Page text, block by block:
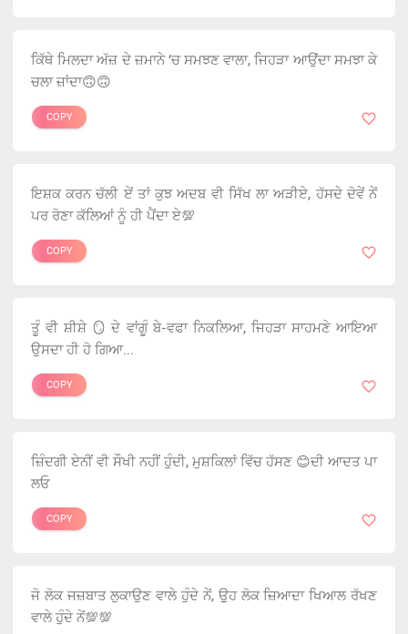
ਕਿੱਥੇ ਮਿਲਦਾ ਅੱਜ਼ ਦੇ ਜ਼ਮਾਨੇ ‘ਚ ਸਮਝਣ ਵਾਲਾ, ਜਿਹੜਾ ਆਉਂਦਾ ਸਮਝਾ ਕੇ
ਚਲਾ ਜ਼ਾਂਦਾ🙃🙃
COPY
ਇਸ਼ਕ ਕਰਨ ਚੱਲੀ ਏਂ ਤਾਂ ਕੁਝ ਅਦਬ ਵੀ ਸਿੱਖ ਲਾ ਅੜੀਏ, ਹੱਸਦੇ ਦੋਵੇਂ ਨੇਂ
ਪਰ ਰੋਣਾ ਕੱਲਿਆਂ ਨੂੰ ਹੀ ਪੈਂਦਾ ਏ💯
COPY
ਤੂੰ ਵੀ ਸ਼ੀਸ਼ੇ 🪞 ਦੇ ਵਾਂਗੂੰ ਬੇ-ਵਫਾ ਨਿਕਲਿਆ, ਜਿਹੜਾ ਸਾਹਮਣੇ ਆਇਆ
ਉਸਦਾ ਹੀ ਹੋ ਗਿਆ...
COPY
ਜ਼ਿੰਦਗੀ ਏਨੀਂ ਵੀ ਸੌਖੀ ਨਹੀਂ ਹੁੰਦੀ, ਮੁਸ਼ਕਿਲਾਂ ਵਿੱਚ ਹੱਸਣ 😊ਦੀ ਆਦਤ ਪਾ
ਲਓ
COPY
ਜੋ ਲੋਕ ਜਜ਼ਬਾਤ ਲੁਕਾਉਣ ਵਾਲੇ ਹੁੰਦੇ ਨੇਂ, ਉੁਹ ਲੋਕ ਜ਼ਿਆਦਾ ਖਿਆਲ ਰੱਖਣ
ਵਾਲੇ ਹੁੰਦੇ ਨੇਂ💯💯